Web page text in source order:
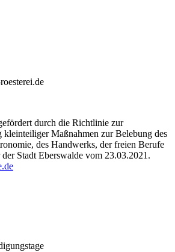
durch die Richtlinie zur
kleinteiliger Maßnahmen zur Belebung des
des Handwerks, der freien Berufe
Stadt Eberswalde vom 23.03.2021.